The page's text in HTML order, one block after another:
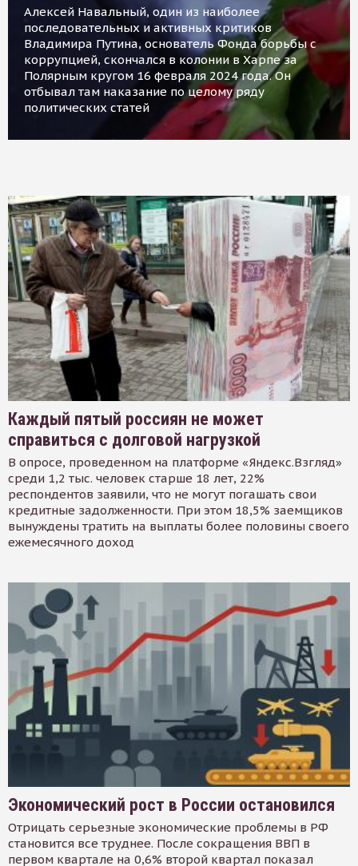
Алексей Навальный, один из наиболее
последовательных и активных критиков
Владимира Путина, основатель Фонда борьбы с
коррупцией, скончался в колонии в Харпе за
Полярным кругом 16 февраля 2024 года. Он
отбывал там наказание по целому ряду
политических статей
Каждый пятый россиян не может
справиться с долговой нагрузкой
В опросе, проведенном на платформе «Яндекс.Взгляд»
среди 1,2 тыс. человек старше 18 лет, 22%
респондентов заявили, что не могут погашать свои
кредитные задолженности. При этом 18,5% заемщиков
вынуждены тратить на выплаты более половины своего
ежемесячного доход
Экономический рост в России остановился
Отрицать серьезные экономические проблемы в РФ
становится все труднее. После сокращения ВВП в
первом квартале на 0,6% второй квартал показал